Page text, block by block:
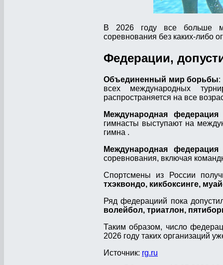
В 2026 году все больше
соревнования без каких-либо
Федерации,
Объединенный мир борьбы:
всех международных
распространяется на все
Международная федерация
гимнасты выступают на
гимна .
Международная
соревнования, включая
Спортсмены из России
тхэквондо, кикбоксинге,
Ряд федерациий пока
волейбол, триатлон,
Таким образом, число
2026 году таких организаций
Источник: rg.ru